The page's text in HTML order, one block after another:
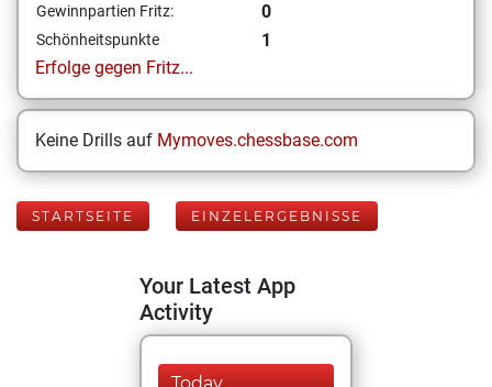
Gewinnpartien Fritz: 0
Schönheitspunkte
1
Erfolge gegen Fritz...
Keine Drills auf Mymoves.chessbase.com
STARTSEITE EINZELERGEBNISSE
Your Latest App
Activity